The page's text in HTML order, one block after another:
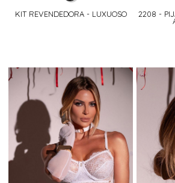
KIT REVENDEDORA - LUXUOSO 2208 -